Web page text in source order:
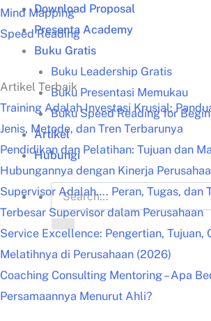
Download Proposal
Presenta Academy
Buku Gratis
Buku Leadership Gratis
Buku Presentasi Memukau
Buku Speed Reading for
Artikel
Hubungi
Mind Mapping
Speed Reading
Artikel Terbaik
Training Adalah Investasi Krusial:
Jenis, Metode, dan Tren Terbarunya
Pendidikan dan Pelatihan: Tujuan dan
Hubungannya dengan Kinerja
Supervisor Adalah…. Peran, Tugas, dan
Terbesar Supervisor dalam Perusahaan
Service Excellence: Pengertian, Tujuan,
Melatihnya di Perusahaan (2026)
Coaching Consulting Mentoring – Apa
Persamaannya Menurut Ahli?